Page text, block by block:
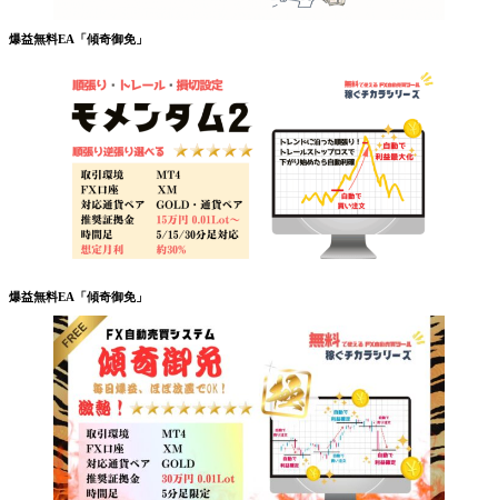
爆益無料EA「傾奇御免」
爆益無料EA「傾奇御免」